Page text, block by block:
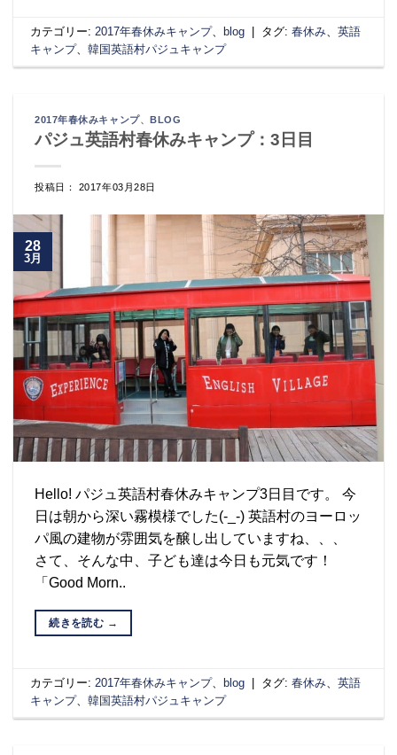
カテゴリー:2017年春休みキャンプ、 blog タグ:春休み、英語
キャンプ、韓国英語村パジュキャンプ
2017年春休みキャンプ、BLOG
パジュ英語村春休みキャンプ：3日目
投稿日： 2017年03月28日
28
3月
Hello! パジュ英語村春休みキャンプ3日目です。 今
日は朝から深い霧模様でした(-_-) 英語村のヨーロッ
パ風の建物が雰囲気を醸し出していますね、、、
さて、そんな中、子ども達は今日も元気です！
「Good Morn..
続きを読む →
カテゴリー:2017年春休みキャンプ、 blog タグ:春休み、英語
キャンプ、韓国英語村パジュキャンプ